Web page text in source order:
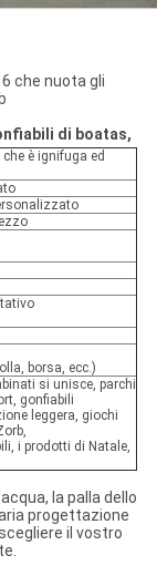
che nuota gli
di boatas,
è ignifuga ed
borsa, ecc.)
si unisce, parchi
gonfiabili
leggera, giochi
i prodotti di Natale,
la palla dello
progettazione
il vostro